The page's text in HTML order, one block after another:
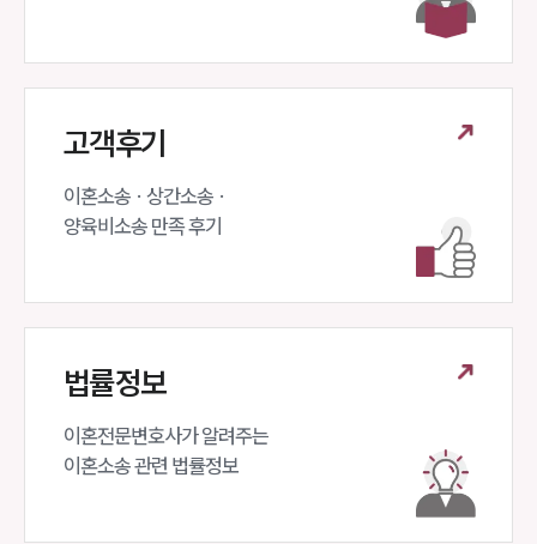
고객후기
이혼소송 · 상간소송 ·
양육비소송 만족 후기
법률정보
이혼전문변호사가 알려주는
이혼소송 관련 법률정보